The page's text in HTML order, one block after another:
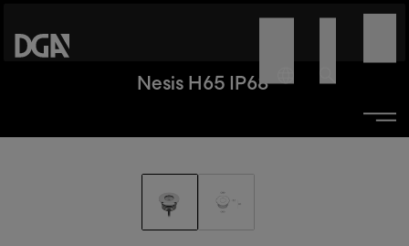
Nesis H65 IP68